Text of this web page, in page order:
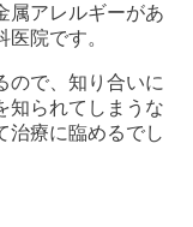
属アレルギーがあ
院です。
ので、知り合いに
知られてしまうな
治療に臨めるでし